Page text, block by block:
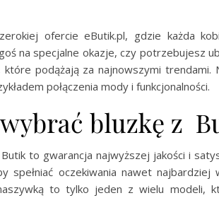
ofercie eButik.pl, gdzie każda
na specjalne okazje, czy potrzebujesz
podążają za najnowszymi trendami.
połączenia mody i funkcjonalności.
bluzkę z
to gwarancja najwyższej jakości i
oczekiwania nawet najbardziej
to tylko jeden z wielu modeli,